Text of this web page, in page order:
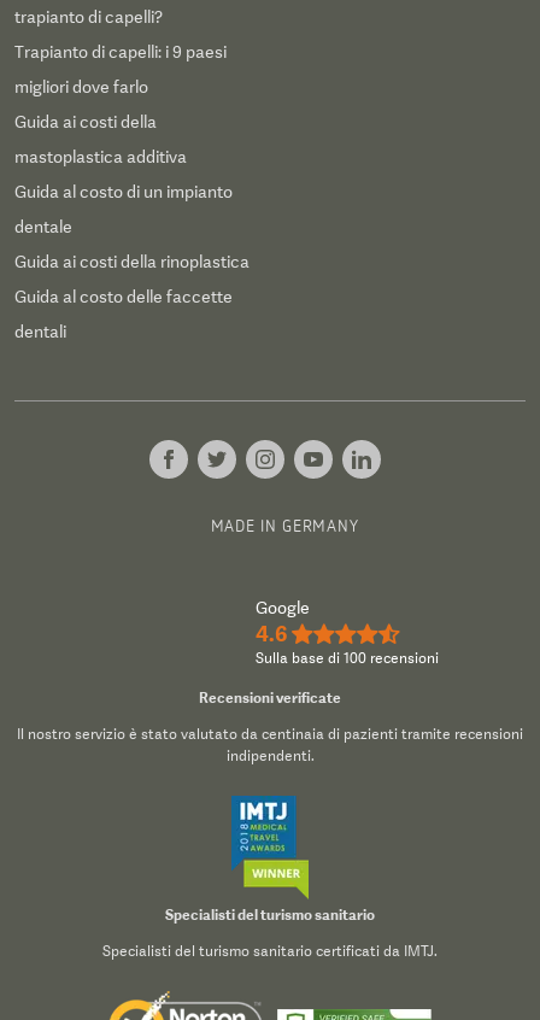
trapianto di capelli?
Trapianto di capelli: i 9 paesi
migliori dove farlo
Guida ai costi della
mastoplastica additiva
Guida al costo di un impianto
dentale
Guida ai costi della rinoplastica
Guida al costo delle faccette
dentali
MADE IN GERMANY
Google
4.6 ★★★★½
Sulla base di 100 recensioni
Recensioni verificate
Il nostro servizio è stato valutato da centinaia di pazienti tramite recensioni
indipendenti.
Specialisti del turismo sanitario
Specialisti del turismo sanitario certificati da IMTJ.